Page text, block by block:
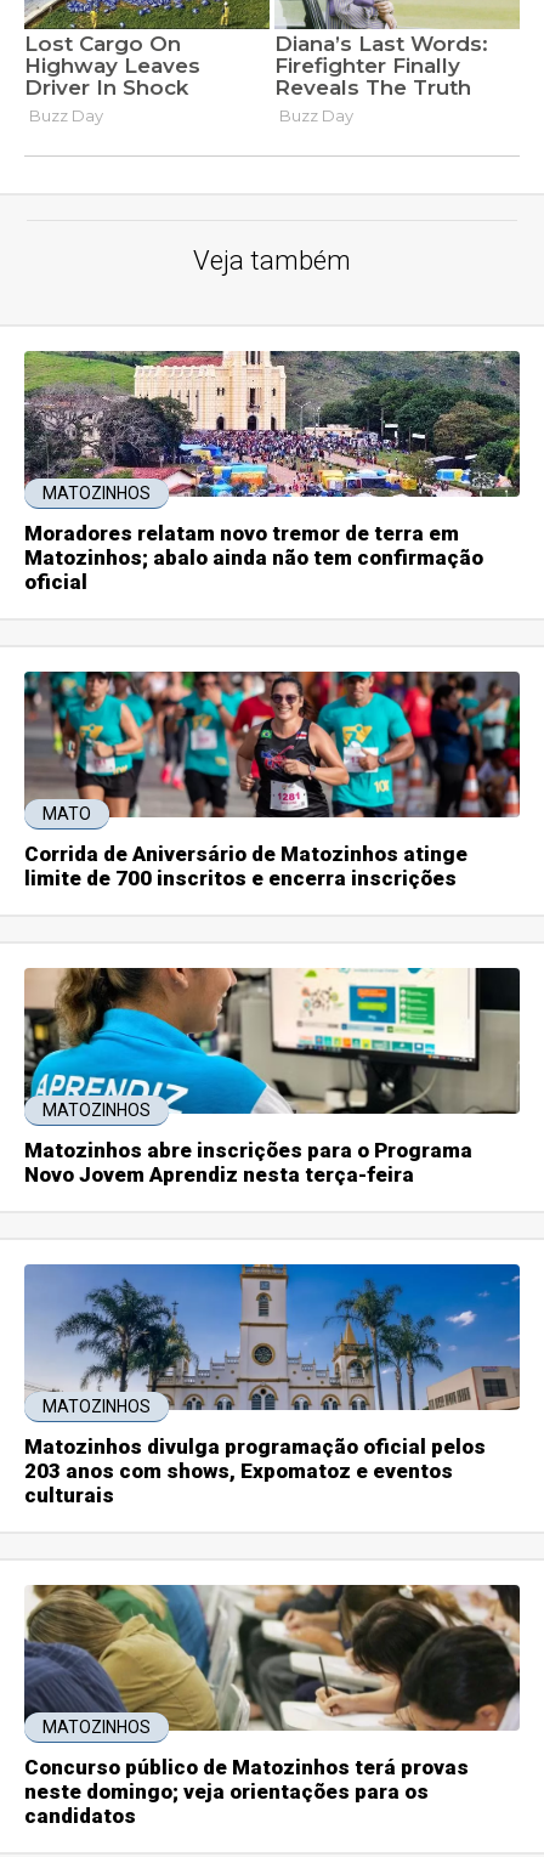
Veja também
MATOZINHOS
Moradores relatam novo tremor de terra em
Matozinhos; abalo ainda não tem confirmação
oficial
MATO
Corrida de Aniversário de Matozinhos atinge
limite de 700 inscritos e encerra inscrições
MATOZINHOS
Matozinhos abre inscrições para o Programa
Novo Jovem Aprendiz nesta terça-feira
MATOZINHOS
Matozinhos divulga programação oficial pelos
203 anos com shows, Expomatoz e eventos
culturais
MATOZINHOS
Concurso público de Matozinhos terá provas
neste domingo; veja orientações para os
candidatos